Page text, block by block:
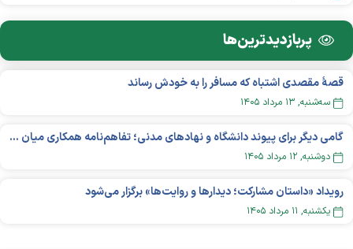
پربازدید‌ترین‌ها
قصهٔ مقصدی اشتباه که مسافر را به خودش رساند
سه‌شنبه, ۱۳ مرداد ۱۴۰۵
گامی دیگر برای پیوند دانشگاه و نهادهای مدنی؛ تفاهم‌نامه همکاری میان «شبکه ملی» و «دانشگاه هنر ایران» منعقد شد
دوشنبه, ۱۲ مرداد ۱۴۰۵
رویداد «داستان مشارکت؛ دیدار‌ها و روایت‌ها» برگزار می‌شود
يکشنبه, ۱۱ مرداد ۱۴۰۵